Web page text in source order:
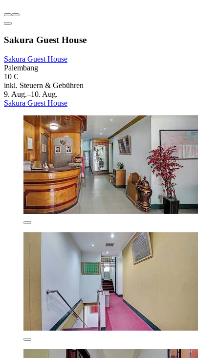
Sakura Guest House
Sakura Guest House
Palembang
10 €
inkl. Steuern & Gebühren
9. Aug.–10. Aug.
Sakura Guest House